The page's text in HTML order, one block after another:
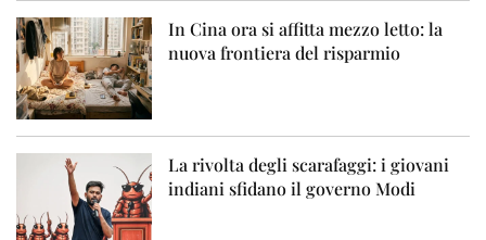
In Cina ora si affitta mezzo letto: la
nuova frontiera del risparmio
La rivolta degli scarafaggi: i giovani
indiani sfidano il governo Modi